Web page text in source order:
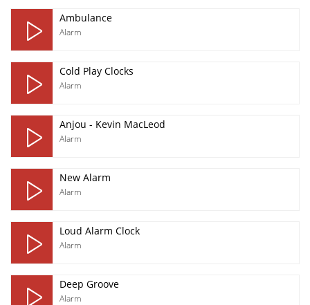
Ambulance
Alarm
Cold Play Clocks
Alarm
Anjou - Kevin MacLeod
Alarm
New Alarm
Alarm
Loud Alarm Clock
Alarm
Deep Groove
Alarm